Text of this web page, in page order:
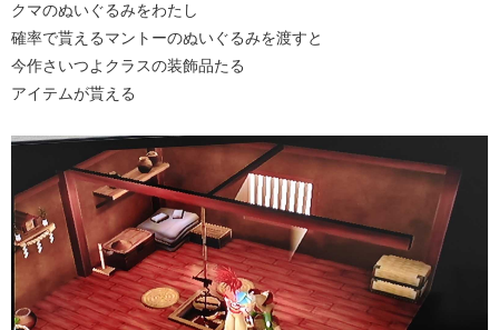
クマのぬいぐるみをわたし
確率で貰えるマントーのぬいぐるみを渡すと
今作さいつよクラスの装飾品たる
アイテムが貰える